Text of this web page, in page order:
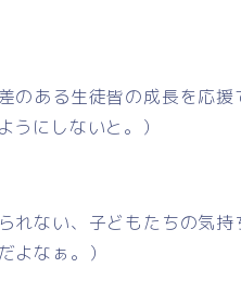
のある生徒皆の成長を応援
にしないと。）
れない、子どもたちの気持
よなぁ。）